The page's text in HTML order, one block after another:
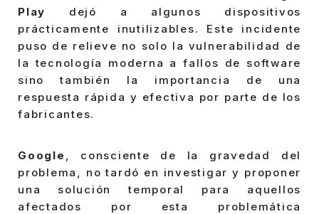
Play
dejó a algunos dispositivos
prácticamente inutilizables. Este incidente
puso de relieve no solo la vulnerabilidad de
la tecnología moderna a fallos de software
sino también la importancia de una
respuesta rápida y efectiva por parte de los
fabricantes.
Google , consciente de la gravedad del
problema, no tardó en investigar y proponer
una solución temporal para aquellos
afectados por esta problemática